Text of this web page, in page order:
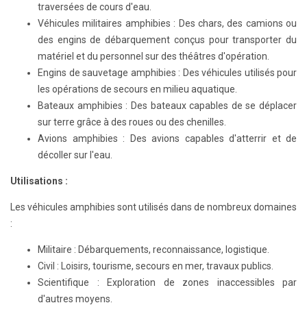
traversées de cours d'eau.
Véhicules militaires amphibies : Des chars, des camions ou
des engins de débarquement conçus pour transporter du
matériel et du personnel sur des théâtres d'opération.
Engins de sauvetage amphibies : Des véhicules utilisés pour
les opérations de secours en milieu aquatique.
Bateaux amphibies : Des bateaux capables de se déplacer
sur terre grâce à des roues ou des chenilles.
Avions amphibies : Des avions capables d'atterrir et de
décoller sur l'eau.
Utilisations :
Les véhicules amphibies sont utilisés dans de nombreux domaines
:
Militaire : Débarquements, reconnaissance, logistique.
Civil : Loisirs, tourisme, secours en mer, travaux publics.
Scientifique : Exploration de zones inaccessibles par
d'autres moyens.